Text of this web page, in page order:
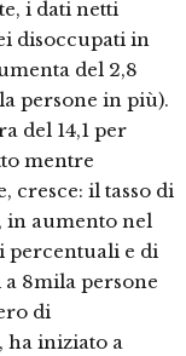
i dati netti
disoccupati in
del 2,8
persone in più).
del 14,1 per
mentre
cresce: il tasso di
in aumento nel
percentuali e di
8mila persone
di
ha iniziato a